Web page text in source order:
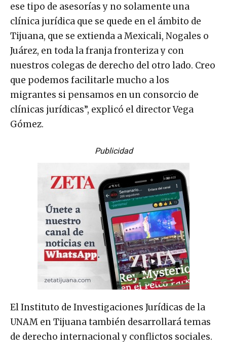
ese tipo de asesorías y no solamente una
clínica jurídica que se quede en el ámbito de
Tijuana, que se extienda a Mexicali, Nogales o
Juárez, en toda la franja fronteriza y con
nuestros colegas de derecho del otro lado. Creo
que podemos facilitarle mucho a los
migrantes si pensamos en un consorcio de
clínicas jurídicas”, explicó el director Vega
Gómez.
Publicidad
El Instituto de Investigaciones Jurídicas de la
UNAM en Tijuana también desarrollará temas
de derecho internacional y conflictos sociales.